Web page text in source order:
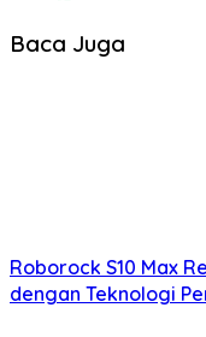
Baca Juga
Roborock S10 Max
dengan Teknologi